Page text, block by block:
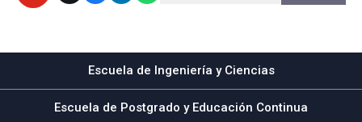
Escuela de Ingeniería y Ciencias
Escuela de Postgrado y Educación Continua